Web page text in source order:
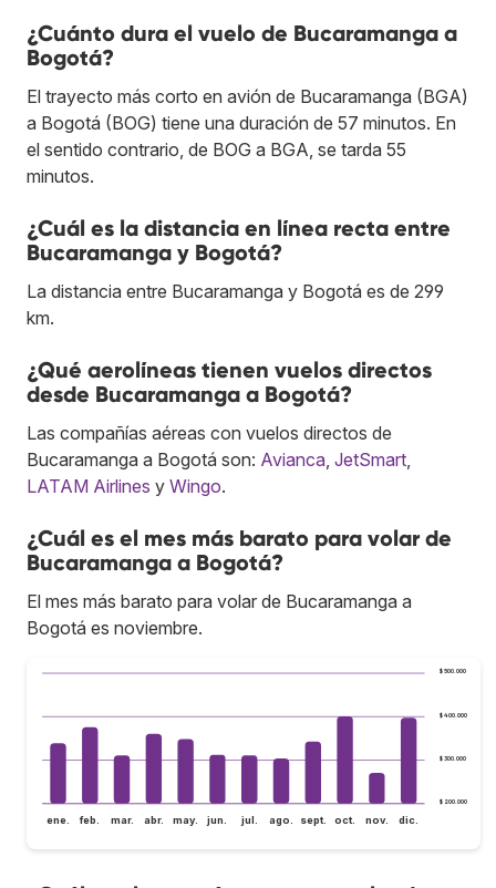
¿Cuánto dura el vuelo de Bucaramanga a
Bogotá?
El trayecto más corto en avión de Bucaramanga (BGA)
a Bogotá (BOG) tiene una duración de 57 minutos. En
el sentido contrario, de BOG a BGA, se tarda 55
minutos.
¿Cuál es la distancia en línea recta entre
Bucaramanga y Bogotá?
La distancia entre Bucaramanga y Bogotá es de 299
km.
¿Qué aerolíneas tienen vuelos directos
desde Bucaramanga a Bogotá?
Las compañías aéreas con vuelos directos de
Bucaramanga a Bogotá son: Avianca JetSmart
LATAM Airlines y Wingo.
¿Cuál es el mes más barato para volar de
Bucaramanga a Bogotá?
El mes más barato para volar de Bucaramanga a
Bogotá es noviembre.
$ 200.000
$ 300.000
$ 400.000
$ 500.000
ene. feb. mar. abr. may. jun. jul. ago. sept. oct. nov. dic.